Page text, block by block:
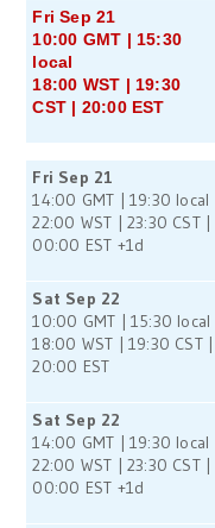
Fri Sep 21
10:00 GMT | 15:30
local
18:00 WST | 19:30
CST | 20:00 EST
Fri Sep 21
14:00 GMT | 19:30 local
22:00 WST | 23:30 CST |
00:00 EST +1d
Sat Sep 22
10:00 GMT | 15:30 local
18:00 WST | 19:30 CST |
20:00 EST
Sat Sep 22
14:00 GMT | 19:30 local
22:00 WST | 23:30 CST |
00:00 EST +1d